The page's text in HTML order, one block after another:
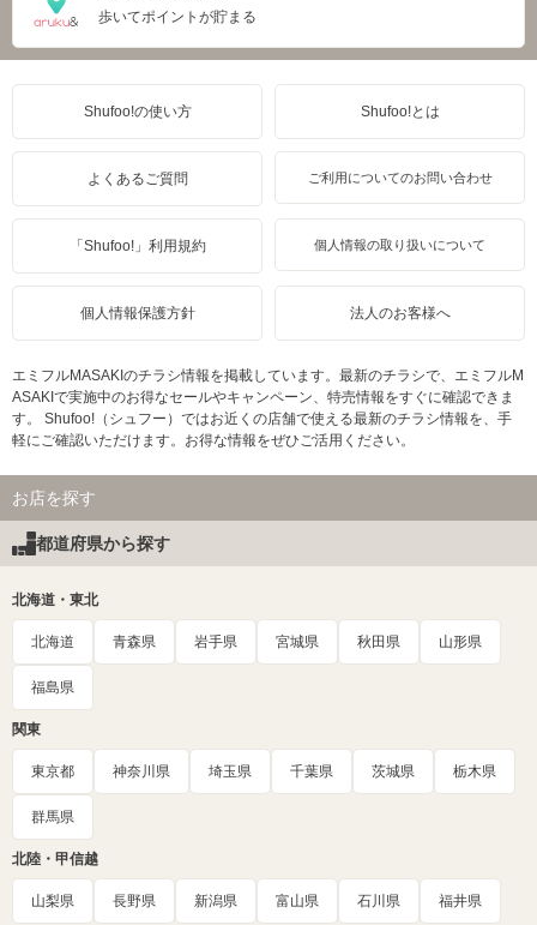
歩いてポイントが貯まる
Shufoo!の使い方 Shufoo!とは
よくあるご質問 ご利用についてのお問い合わせ
「Shufoo!」利用規約 個人情報の取り扱いについて
個人情報保護方針 法人のお客様へ
エミフルMASAKIのチラシ情報を掲載しています。最新のチラシで、エミフルM
ASAKIで実施中のお得なセールやキャンペーン、特売情報をすぐに確認できま
す。 Shufoo!（シュフー）ではお近くの店舗で使える最新のチラシ情報を、手
軽にご確認いただけます。お得な情報をぜひご活用ください。
お店を探す
都道府県から探す
北海道・東北
北海道 青森県 岩手県 宮城県 秋田県 山形県
福島県
関東
東京都 神奈川県 埼玉県 千葉県 茨城県 栃木県
群馬県
北陸・甲信越
山梨県 長野県 新潟県 富山県 石川県 福井県